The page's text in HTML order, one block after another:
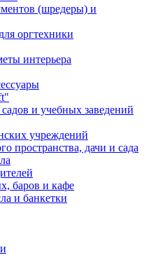
(шредеры) и
оргтехники
интерьера
и учебных заведений
учреждений
пространства, дачи и сада
баров и кафе
и банкетки